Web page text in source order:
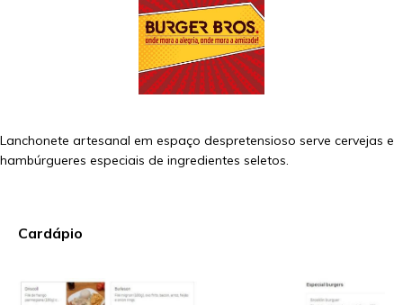
Lanchonete artesanal em espaço despretensioso serve cervejas e
hambúrgueres especiais de ingredientes seletos.
Cardápio